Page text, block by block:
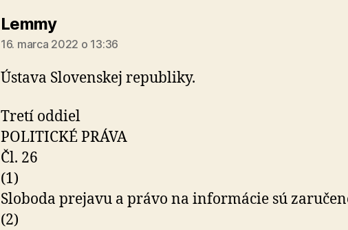
Lemmyhovorí:
16. marca 2022 o 13:36
Ústava Slovenskej republiky.
Tretí oddiel
POLITICKÉ PRÁVA
Čl. 26
(1)
Sloboda prejavu a právo na informácie sú
(2)